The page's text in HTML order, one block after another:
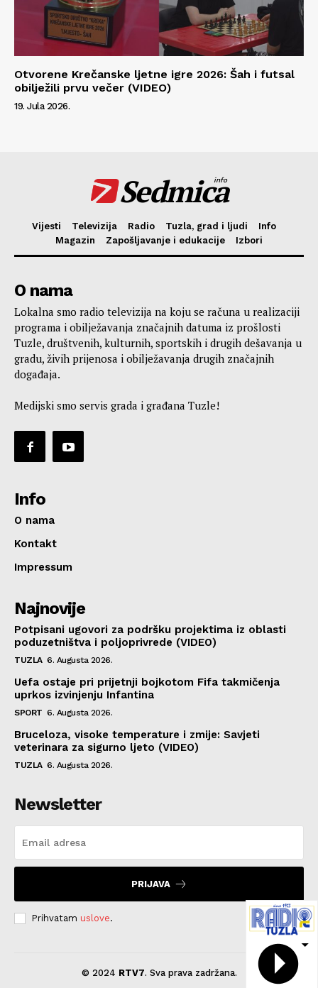
Otvorene Krečanske ljetne igre 2026: Šah i futsal
obilježili prvu večer (VIDEO)
19. Jula 2026.
Sedmica
info
Vijesti Televizija Radio Tuzla, grad i ljudi
Info
Magazin
Zapošljavanje i edukacije Izbori
O nama
Lokalna smo radio televizija na koju se računa u realizaciji
programa i obilježavanja značajnih datuma iz prošlosti
Tuzle, društvenih, kulturnih, sportskih i drugih dešavanja u
gradu, živih prijenosa i obilježavanja drugih značajnih
događaja.
Medijski smo servis grada i građana Tuzle!
Info
O nama
Kontakt
Impressum
Najnovije
Potpisani ugovori za podršku projektima iz oblasti
poduzetništva i poljoprivrede (VIDEO)
TUZLA 6. Augusta 2026.
Uefa ostaje pri prijetnji bojkotom Fifa takmičenja
uprkos izvinjenju Infantina
SPORT 6. Augusta 2026.
Bruceloza, visoke temperature i zmije: Savjeti
veterinara za sigurno ljeto (VIDEO)
TUZLA 6. Augusta 2026.
Newsletter
PRIJAVA
Prihvatam uslove.
© 2024 RTV7. Sva prava zadržana.